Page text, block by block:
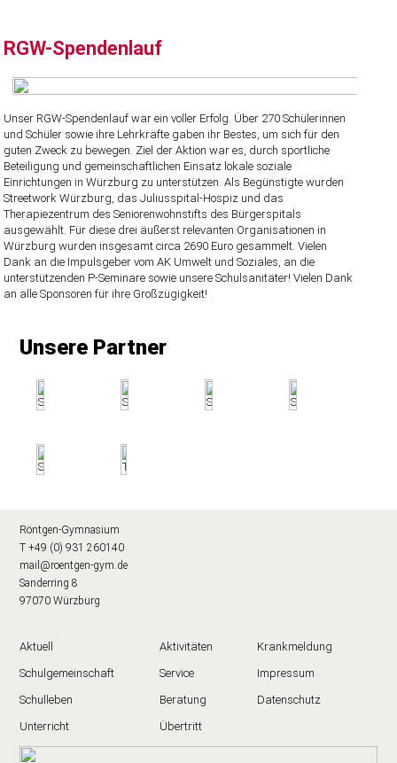
RGW-Spendenlauf
Unser RGW-Spendenlauf war ein voller Erfolg. Über 270 Schülerinnen
und Schüler sowie ihre Lehrkräfte gaben ihr Bestes, um sich für den
guten Zweck zu bewegen. Ziel der Aktion war es, durch sportliche
Beteiligung und gemeinschaftlichen Einsatz lokale soziale
Einrichtungen in Würzburg zu unterstützen. Als Begünstigte wurden
Streetwork Würzburg, das Juliusspital-Hospiz und das
Therapiezentrum des Seniorenwohnstifts des Bürgerspitals
ausgewählt. Für diese drei äußerst relevanten Organisationen in
Würzburg wurden insgesamt circa 2690 Euro gesammelt. Vielen
Dank an die Impulsgeber vom AK Umwelt und Soziales, an die
unterstützenden P-Seminare sowie unsere Schulsanitäter! Vielen Dank
an alle Sponsoren für ihre Großzügigkeit!
Unsere Partner
Röntgen-Gymnasium
T +49 (0) 931 260140
mail@roentgen-gym.de
Sanderring 8
97070 Würzburg
Aktuell
Schulgemeinschaft
Schulleben
Unterricht
Aktivitäten
Service
Beratung
Übertritt
Krankmeldung
Impressum
Datenschutz